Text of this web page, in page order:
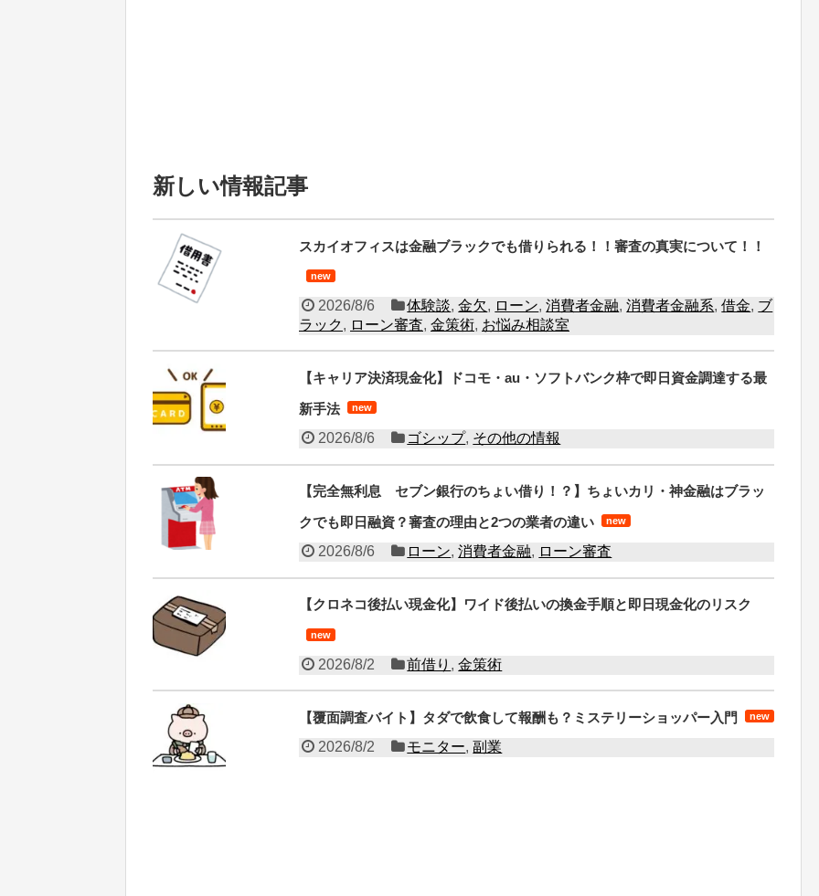
新しい情報記事
スカイオフィスは金融ブラックでも借りられる！！審査の真実について！！
new
2026/8/6 体験談,金欠, ローン,消費者金融,消費者金融系,借金, ブ
ラック, ローン審査, 金策術, お悩み相談室
【キャリア決済現金化】ドコモ・au・ソフトバンク枠で即日資金調達する最
新手法
new
2026/8/6 ゴシップ, その他の情報
【完全無利息 セブン銀行のちょい借り！？】ちょいカリ・神金融はブラッ
クでも即日融資？審査の理由と2つの業者の違い
new
2026/8/6 ローン,消費者金融, ローン審査
【クロネコ後払い現金化】ワイド後払いの換金手順と即日現金化のリスク
new
2026/8/2 前借り ,金策術
【覆面調査バイト】タダで飲食して報酬も？ミステリーショッパー入門 new
2026/8/2 モニター,副業